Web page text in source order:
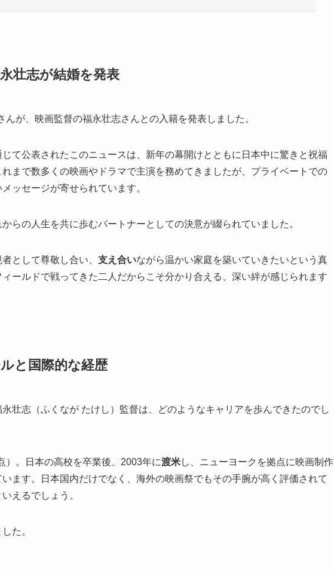
壮志が結婚を発表
が、映画監督の福永壮志さんとの入籍を発表しました。
て公表されたこのニュースは、新年の幕開けとともに日本中に驚きと祝福
まで数多くの映画やドラマで主演を務めてきましたが、プライベートでの
ッセージが寄せられています。
らの人生を共に歩むパートナーとしての決意が綴られていました。
として尊敬し合い、 支え合いながら温かい家庭を築いていきたいという真
ールドで戦ってきた二人だからこそ分かり合える、深い絆が感じられます
と国際的な経歴
壮志（ふくなが たけし）監督は、どのようなキャリアを歩んできたのでし
）。日本の高校を卒業後、2003年に渡米し、ニューヨークを拠点に映画制作
ます。日本国内だけでなく、海外の映画祭でもその手腕が高く評価されて
えるでしょう。
た。